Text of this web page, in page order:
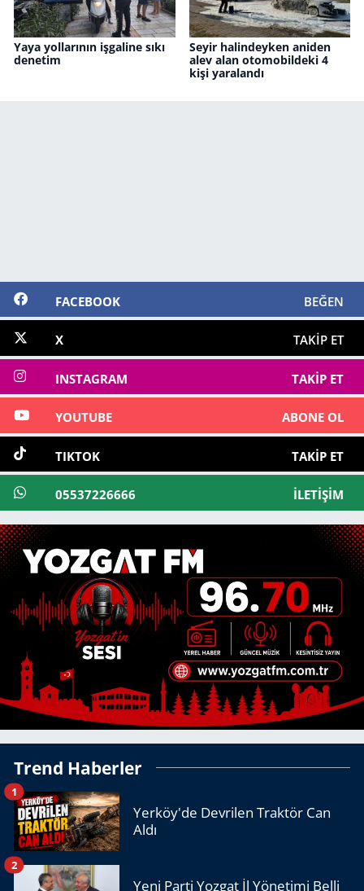
Yaya yollarının işgaline sıkı
denetim
Seyir halindeyken aniden
alev alan otomobildeki 4
kişi yaralandı
FACEBOOK BEĞEN
X TAKIP ET
INSTAGRAM TAKIP ET
YOUTUBE ABONE OL
TIKTOK TAKIP ET
05537226666 İLETIŞIM
Trend Haberler
Yerköy'de Devrilen Traktör Can
Aldı
1
Yeni Parti Yozgat İl Yönetimi Belli
2